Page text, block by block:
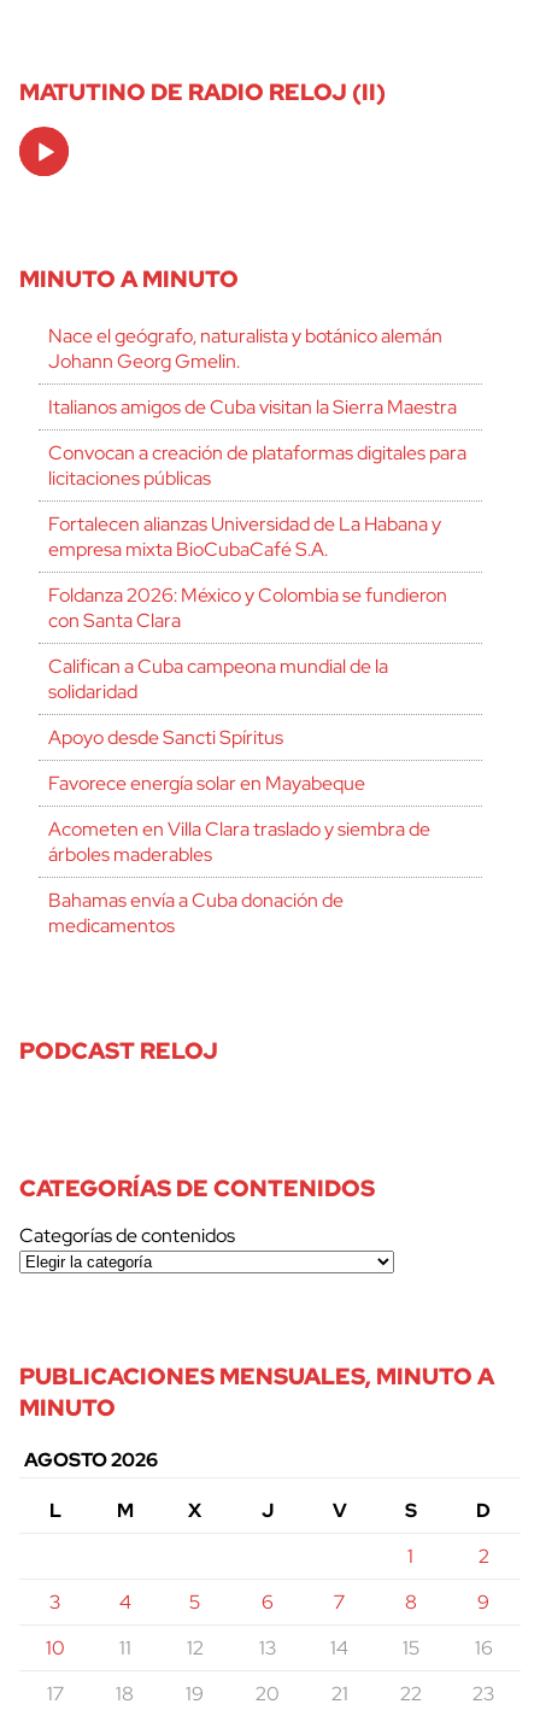
MATUTINO DE RADIO RELOJ (II)
Audio
Player
MINUTO A MINUTO
Nace el geógrafo, naturalista y botánico alemán
Johann Georg Gmelin.
Italianos amigos de Cuba visitan la Sierra Maestra
Convocan a creación de plataformas digitales para
licitaciones públicas
Fortalecen alianzas Universidad de La Habana y
empresa mixta BioCubaCafé S.A.
Foldanza 2026: México y Colombia se fundieron
con Santa Clara
Califican a Cuba campeona mundial de la
solidaridad
Apoyo desde Sancti Spíritus
Favorece energía solar en Mayabeque
Acometen en Villa Clara traslado y siembra de
árboles maderables
Bahamas envía a Cuba donación de
medicamentos
PODCAST RELOJ
CATEGORÍAS DE CONTENIDOS
Categorías de contenidos
PUBLICACIONES MENSUALES, MINUTO A
MINUTO
AGOSTO 2026
L
M X J V S
D
1
2
3
4 5 6 7 8
9
10
11 12 13 14 15
16
17
18 19 20 21 22
23